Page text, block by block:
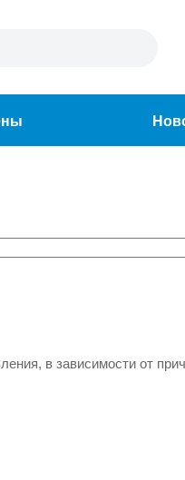
в зависимости от